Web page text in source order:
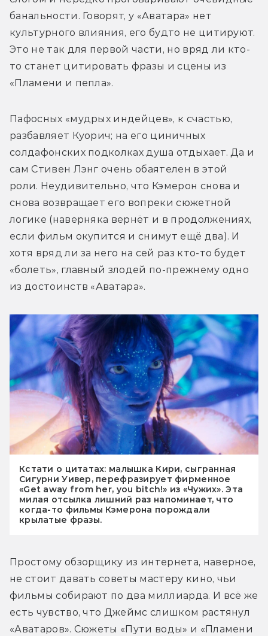
банальности. Говорят, у «Аватара» нет
культурного влияния, его будто не цитируют.
Это не так для первой части, но вряд ли кто-
то станет цитировать фразы и сцены из
«Пламени и пепла».
Пафосных «мудрых индейцев», к счастью,
разбавляет Куорич; на его циничных
солдафонских подколках душа отдыхает. Да и
сам Стивен Лэнг очень обаятелен в этой
роли. Неудивительно, что Кэмерон снова и
снова возвращает его вопреки сюжетной
логике (наверняка вернёт и в продолжениях,
если фильм окупится и снимут ещё два). И
хотя вряд ли за него на сей раз кто-то будет
«болеть», главный злодей по-прежнему одно
из достоинств «Аватара».
Кстати о цитатах: малышка Кири, сыгранная
Сигурни Уивер, перефразирует фирменное
«Get away from her, you bitch!» из «Чужих». Эта
милая отсылка лишний раз напоминает, что
когда-то фильмы Кэмерона порождали
крылатые фразы.
Простому обзорщику из интернета, наверное,
не стоит давать советы мастеру кино, чьи
фильмы собирают по два миллиарда. И всё же
есть чувство, что Джеймс слишком растянул
«Аватаров». Сюжеты «Пути воды» и «Пламени